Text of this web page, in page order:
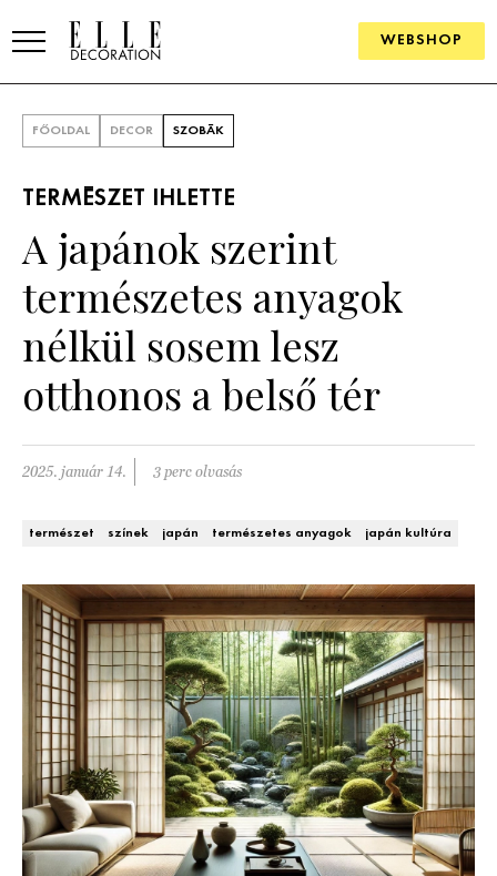
WEBSHOP
SZOBÁK
Konyha
Fürdőszoba
Nappali
Hálószoba
ÖTLETEK
Lakások
HÍRLEVÉL
FŐOLDAL DECOR SZOBÁK
TERMÉSZET IHLETTE
A japánok szerint
természetes anyagok
nélkül sosem lesz
otthonos a belső tér
2025. január 14. 3 perc olvasás
természet színek japán természetes anyagok japán kultúra